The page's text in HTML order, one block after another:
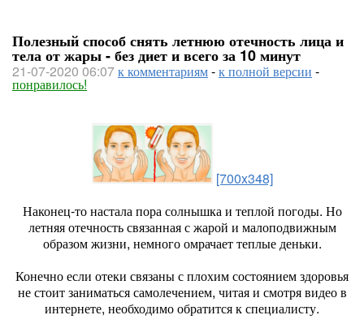
Полезный способ снять летнюю отечность лица и
тела от жары - без диет и всего за 10 минут
21-07-2020 06:07к комментариям-к полной версии -
понравилось!
[700x348]
Наконец-то настала пора солнышка и теплой погоды. Но
летняя отечность связанная с жарой и малоподвижным
образом жизни, немного омрачает теплые деньки.
Конечно если отеки связаны с плохим состоянием здоровья
не стоит заниматься самолечением, читая и смотря видео в
интернете, необходимо обратится к специалисту.